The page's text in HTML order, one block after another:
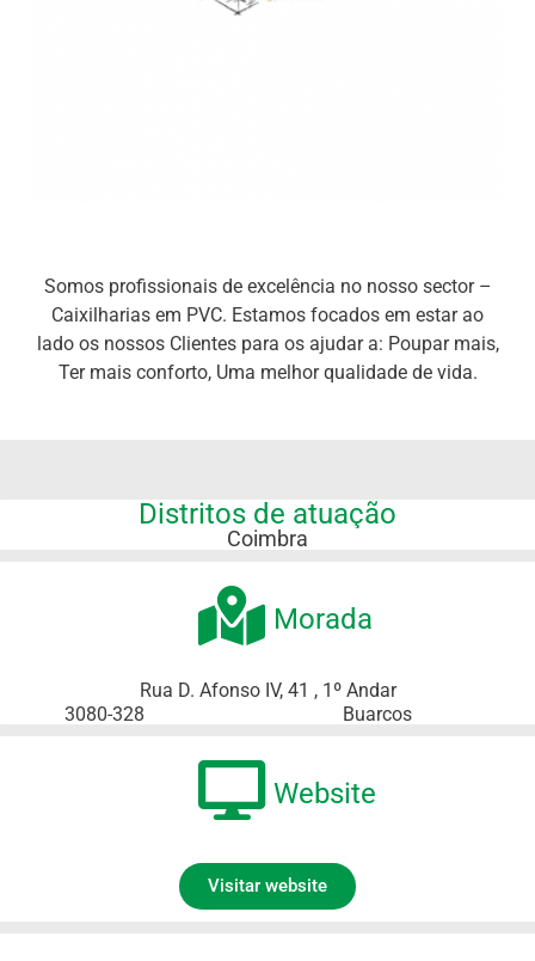
Somos profissionais de excelência no nosso sector –
Caixilharias em PVC. Estamos focados em estar ao
lado os nossos Clientes para os ajudar a: Poupar mais,
Ter mais conforto, Uma melhor qualidade de vida.
Distritos de atuação
Coimbra
Morada
Rua D. Afonso IV, 41 , 1º Andar
3080-328
Buarcos
Website
Visitar website